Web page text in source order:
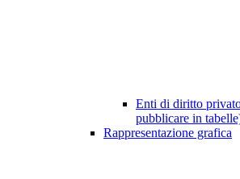
Enti di diritto
pubblicare in
Rappresentazione grafica